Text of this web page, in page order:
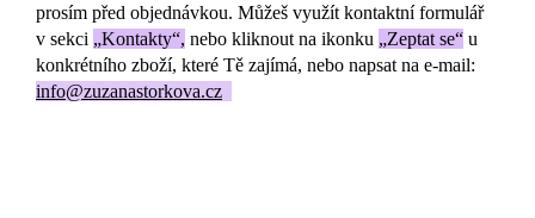
prosím před objednávkou. Můžeš využít kontaktní formulář
v sekci „Kontakty“, nebo kliknout na ikonku „Zeptat se“ u
konkrétního zboží, které Tě zajímá, nebo napsat na e-mail:
info@zuzanastorkova.cz